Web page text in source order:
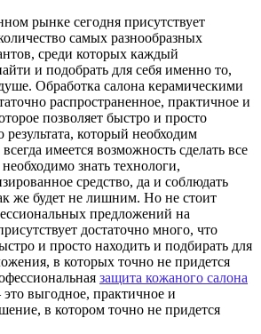
рынке сегодня присутствует
самых разнообразных
среди которых каждый
и подобрать для себя именно то,
Обработка салона керамическими
распространенное, практичное и
позволяет быстро и просто
результата, который необходим
имеется возможность сделать все
знать технологи,
средство, да и соблюдать
же будет не лишним. Но не стоит
предложений на
достаточно много, что
и просто находить и подбирать для
в которых точно не придется
защита кожаного салона
выгодное, практичное и
в котором точно не придется